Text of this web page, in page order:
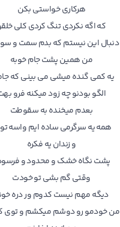
هرکاری خواستی بکن
که اگه نکردی تنگ کردی کلی
دنبال این نیستم که بدم سمت و
من همین پشت جام خوبه
یه کمی گنده میشی می بینی که
الگو بودنو چه زود میکنه فرو
بعدم میخنده به سقوطت
همه یه سرگرمی ساده ایم واسه
و زندان یه فکره
پشت نگاه خشک و محدود و
وقتی گم بشی تو خودت
دیگه مهم نیست کدوم ور دره
من خودمو رو دوشم میکشم و توی